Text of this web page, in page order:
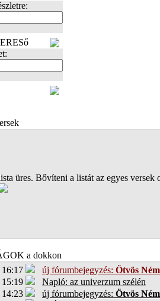
üres. Bővíteni a listát az egyes versek
a dokkon
új fórumbejegyzés: Ötvös
Napló: az univerzum szélén
új fórumbejegyzés: Ötvös